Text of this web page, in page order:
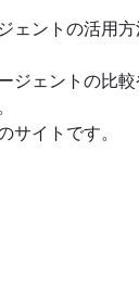
ェントの活用
ジェントの比
サイトです。